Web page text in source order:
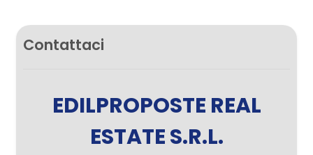
Contattaci
EDILPROPOSTE REAL
ESTATE S.R.L.